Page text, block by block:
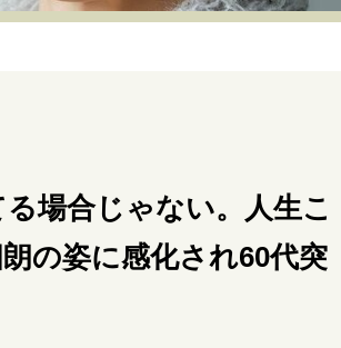
付き合い方
場合じゃない。人生こ
の姿に感化され60代突